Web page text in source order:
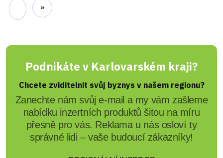
Před 3 roky 1 Editor
Karlovarský kraj: Zprávy 10.
týdne 2023 (TV Západ)